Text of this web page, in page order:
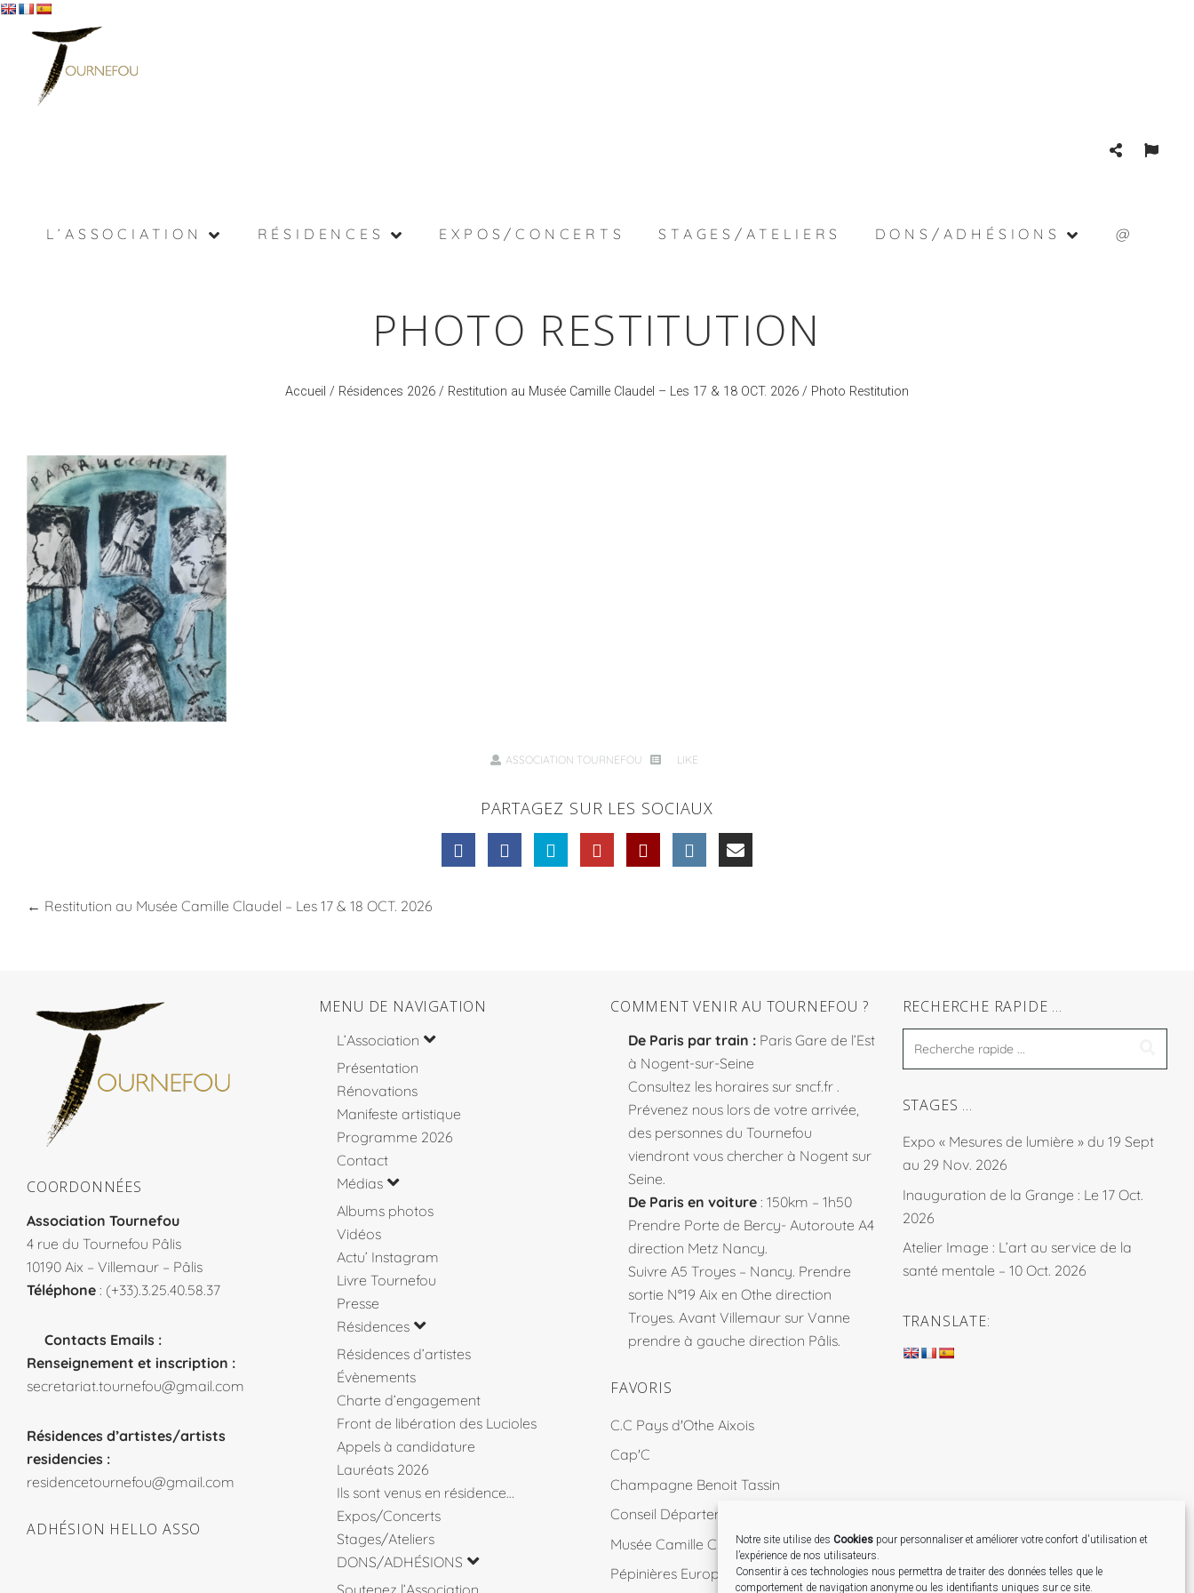
Notre site utilise des Cookies pour personnaliser et améliorer votre confort d'utilisation et
l’expérience de nos utilisateurs.
Consentir à ces technologies nous permettra de traiter des données telles que le
comportement de navigation anonyme ou les identifiants uniques sur ce site.
L’ASSOCIATION RÉSIDENCES EXPOS/CONCERTS STAGES/ATELIERS DONS/ADHÉSIONS @
PHOTO RESTITUTION
Accueil / Résidences 2026 / Restitution au Musée Camille Claudel – Les 17 & 18 OCT. 2026 / Photo Restitution
ASSOCIATION TOURNEFOU LIKE
PARTAGEZ SUR LES SOCIAUX
← Restitution au Musée Camille Claudel – Les 17 & 18 OCT. 2026
COORDONNÉES
Association Tournefou
4 rue du Tournefou Pâlis
10190 Aix – Villemaur – Pâlis
Téléphone : (+33).3.25.40.58.37
Contacts Emails :
Renseignement et inscription :
secretariat.tournefou@gmail.com
Résidences d’artistes/artists
residencies :
residencetournefou@gmail.com
ADHÉSION HELLO ASSO
MENU DE NAVIGATION
L’Association
Présentation
Rénovations
Manifeste artistique
Programme 2026
Contact
Médias
Albums photos
Vidéos
Actu’ Instagram
Livre Tournefou
Presse
Résidences
Résidences d’artistes
Évènements
Charte d’engagement
Front de libération des Lucioles
Appels à candidature
Lauréats 2026
Ils sont venus en résidence…
Expos/Concerts
Stages/Ateliers
DONS/ADHÉSIONS
Soutenez l’Association
COMMENT VENIR AU TOURNEFOU ?
De Paris par train : Paris Gare de l’Est
à Nogent-sur-Seine
Consultez les horaires sur sncf.fr .
Prévenez nous lors de votre arrivée,
des personnes du Tournefou
viendront vous chercher à Nogent sur
Seine.
De Paris en voiture : 150km – 1h50
Prendre Porte de Bercy- Autoroute A4
direction Metz Nancy.
Suivre A5 Troyes – Nancy. Prendre
sortie N°19 Aix en Othe direction
Troyes. Avant Villemaur sur Vanne
prendre à gauche direction Pâlis.
FAVORIS
C.C Pays d'Othe Aixois
Cap'C
Champagne Benoit Tassin
Conseil Départemental 10
Musée Camille Claudel
Pépinières Européennes de Création
RECHERCHE RAPIDE …
STAGES …
Expo « Mesures de lumière » du 19 Sept
au 29 Nov. 2026
Inauguration de la Grange : Le 17 Oct.
2026
Atelier Image : L’art au service de la
santé mentale – 10 Oct. 2026
TRANSLATE: